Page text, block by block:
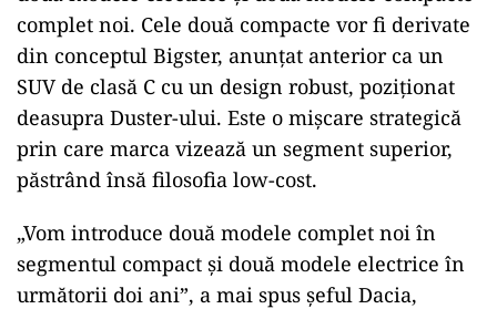
complet noi. Cele două compacte vor fi derivate
din conceptul Bigster, anunțat anterior ca un
SUV de clasă C cu un design robust, poziționat
deasupra Duster-ului. Este o mișcare strategică
prin care marca vizează un segment superior,
păstrând însă filosofia low-cost.
„Vom introduce două modele complet noi în
segmentul compact și două modele electrice în
următorii doi ani”, a mai spus șeful Dacia,